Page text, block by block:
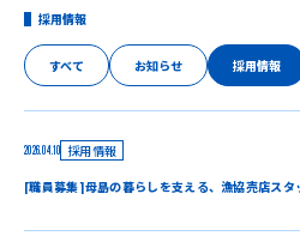
採用情報
すべて お知らせ 採用情報
2026.04.10 採用情報
[職員募集]母島の暮らしを支える、漁協売店スタ